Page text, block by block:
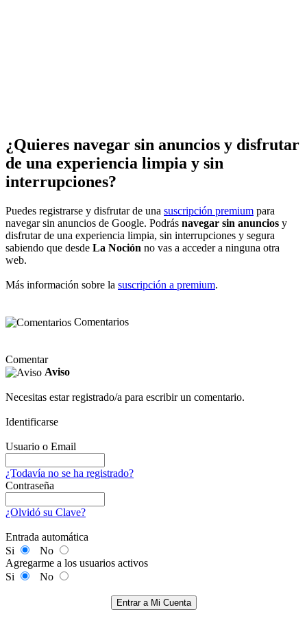
¿Quieres navegar sin anuncios y disfrutar
de una experiencia limpia y sin
interrupciones?
Puedes registrarse y disfrutar de una suscripción premium para
navegar sin anuncios de Google. Podrás navegar sin anuncios y
disfrutar de una experiencia limpia, sin interrupciones y segura
sabiendo que desde La Noción no vas a acceder a ninguna otra
web.
Más información sobre la suscripción a premium.
Comentarios
Comentar
Aviso
Necesitas estar registrado/a para escribir un comentario.
Identificarse
Usuario o Email
¿Todavía no se ha registrado?
Contraseña
¿Olvidó su Clave?
Entrada automática
Si
No
Agregarme a los usuarios activos
Si
No
Entrar a Mi Cuenta